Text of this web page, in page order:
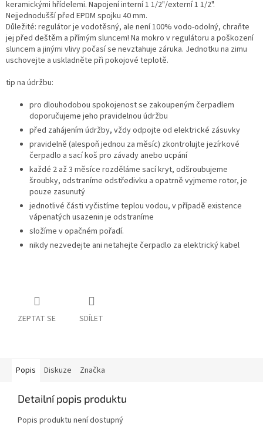
keramickými hřídelemi. Napojení interní 1 1/2"/externí 1 1/2".
Nejjednodušší před EPDM spojku 40 mm.
Důležité: regulátor je vodotěsný, ale není 100% vodo-odolný, chraňte
jej před deštěm a přímým sluncem! Na mokro v regulátoru a poškození
sluncem a jinými vlivy počasí se nevztahuje záruka. Jednotku na zimu
uschovejte a uskladněte při pokojové teplotě.
tip na údržbu:
pro dlouhodobou spokojenost se zakoupeným čerpadlem
doporučujeme jeho pravidelnou údržbu
před zahájením údržby, vždy odpojte od elektrické zásuvky
pravidelně (alespoň jednou za měsíc) zkontrolujte jezírkové
čerpadlo a sací koš pro závady anebo ucpání
každé 2 až 3 měsíce rozděláme sací kryt, odšroubujeme
šroubky, odstraníme odstředivku a opatrně vyjmeme rotor, je
pouze zasunutý
jednotlivé části vyčistíme teplou vodou, v případě existence
vápenatých usazenin je odstraníme
složíme v opačném pořadí.
nikdy nezvedejte ani netahejte čerpadlo za elektrický kabel
ZEPTAT SE SDÍLET
Popis Diskuze Značka
Detailní popis produktu
Popis produktu není dostupný